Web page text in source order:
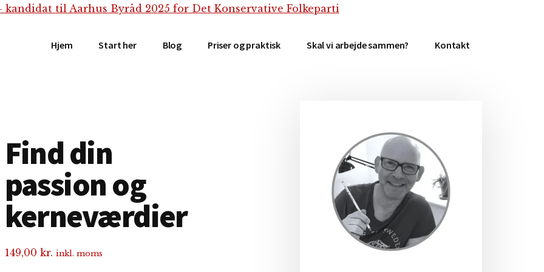
Hjem Start her Blog Priser og praktisk Skal vi arbejde sammen? Kontakt
Find din
passion og
kerneværdier
149,00 kr. inkl. moms
Primær
Sidebar